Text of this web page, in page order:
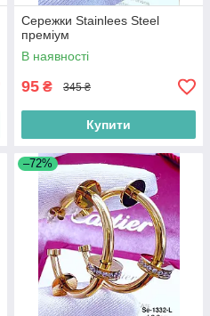
Сережки Stainlees Steel
преміум
В наявності
95 ₴ 345 ₴
Купити
–72%